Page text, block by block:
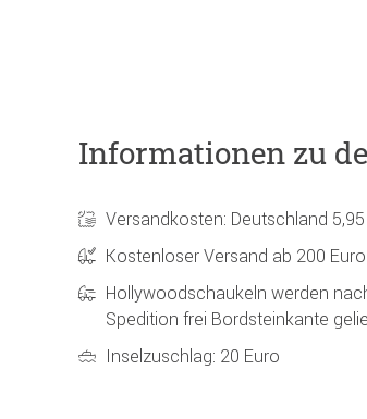
Informationen zu
Versandkosten: Deutschland
Kostenloser Versand ab 200
Hollywoodschaukeln werden
Spedition frei Bordsteinkante
Inselzuschlag: 20 Euro